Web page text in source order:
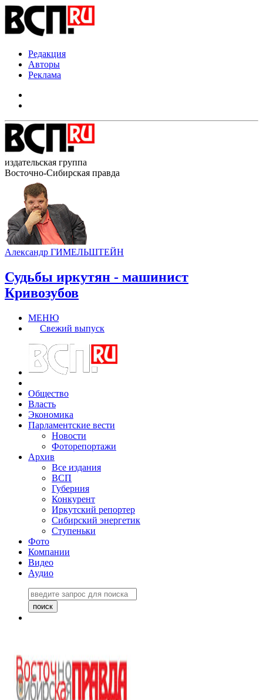
Редакция
Авторы
Реклама
издательская группа
Восточно-Сибирская правда
Александр ГИМЕЛЬШТЕЙН
Судьбы иркутян - машинист
Кривозубов
МЕНЮ
Свежий выпуск
Общество
Власть
Экономика
Парламентские вести
Новости
Фоторепортажи
Архив
Все издания
ВСП
Губерния
Конкурент
Иркутский репортер
Сибирский энергетик
Ступеньки
Фото
Компании
Видео
Аудио